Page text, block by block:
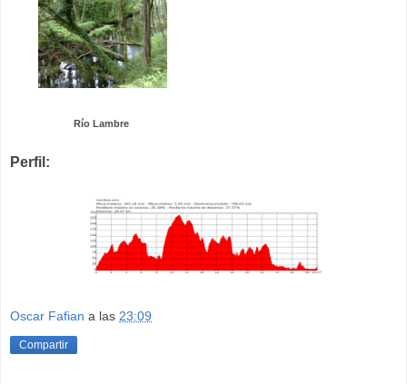
Río Lambre
Perfil:
Oscar Fafian a las 23:09
Compartir